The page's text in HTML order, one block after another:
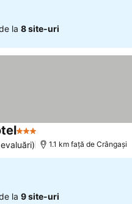
la 8 site-uri
3 Stele
1.1 km faţă de Crângaşi
la 9 site-uri